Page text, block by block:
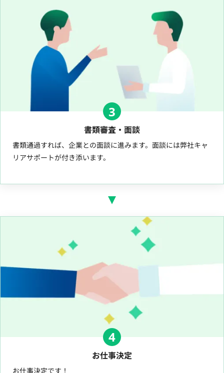
3
書類審査・面談
書類通過すれば、企業との面談に進みます。面談には弊社キャ
リアサポートが付き添います。
4
お仕事決定
お仕事決定です！